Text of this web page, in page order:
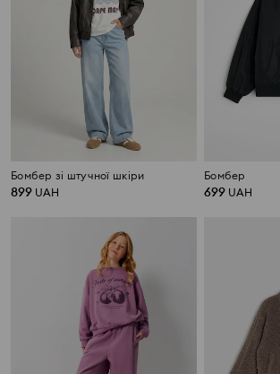
Бомбер зі штучної шкіри
899 UAH
Бомбер
699 UAH